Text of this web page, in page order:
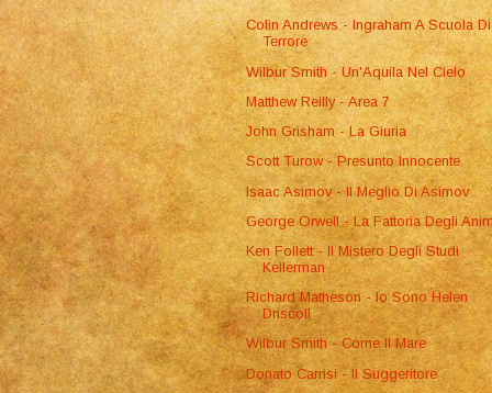
Colin Andrews - Ingraham A Scuola Di
Terrore
Wilbur Smith - Un'Aquila Nel Cielo
Matthew Reilly - Area 7
John Grisham - La Giuria
Scott Turow - Presunto Innocente
Isaac Asimov - Il Meglio Di Asimov
George Orwell - La Fattoria Degli
Ken Follett - Il Mistero Degli Studi
Kellerman
Richard Matheson - Io Sono Helen
Driscoll
Wilbur Smith - Come Il Mare
Donato Carrisi - Il Suggeritore